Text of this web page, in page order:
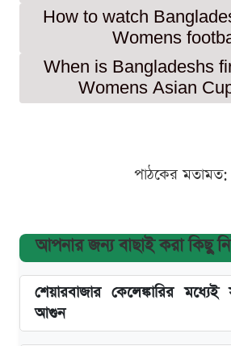
How to watch
Womens
When is Bangladeshs
Womens Asian
পাঠকের মতামত:
আপনার জন্য বাছাই করা কিছু
শেয়ারবাজার কেলেঙ্কারির মধ্যেই
আগুন